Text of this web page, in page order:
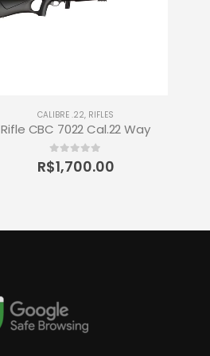
CALIBRE .22, RIFLES
Rifle CBC 7022 Cal.22 Way
0 out of 5
R$1,700.00